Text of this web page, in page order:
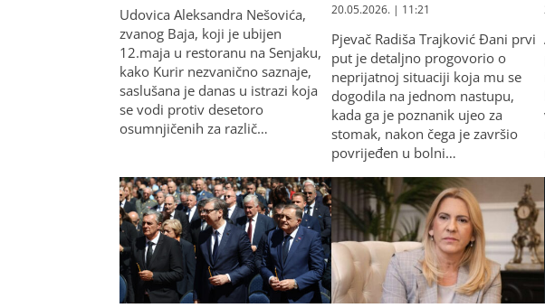
Udovica Aleksandra Nešovića,
zvanog Baja, koji je ubijen
12.maja u restoranu na Senjaku,
kako Kurir nezvanično saznaje,
saslušana je danas u istrazi koja
se vodi protiv desetoro
osumnjičenih za različ…
20.05.2026. | 11:21
Pjevač Radiša Trajković Đani prvi
put je detaljno progovorio o
neprijatnoj situaciji koja mu se
dogodila na jednom nastupu,
kada ga je poznanik ujeo za
stomak, nakon čega je završio
povrijeđen u bolni…